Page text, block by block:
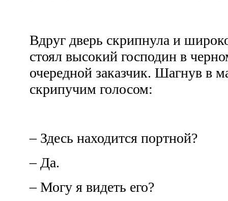
Вдруг дверь скрипнула и
стоял высокий господин в
очередной заказчик. Шагнув в
скрипучим голосом:
– Здесь находится портной?
– Да.
– Могу я видеть его?